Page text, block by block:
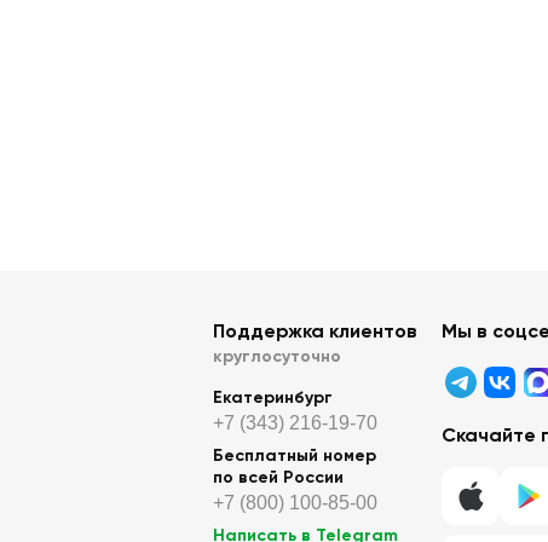
Поддержка клиентов
круглосуточно
Екатеринбург
+7 (343) 216-19-70
Бесплатный номер
по всей России
+7 (800) 100-85-00
Написать в Telegram
Мы в
Скачайте